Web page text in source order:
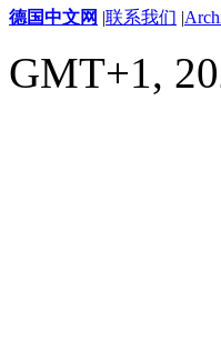
德国中文网 |联系我们 |
GMT+1,